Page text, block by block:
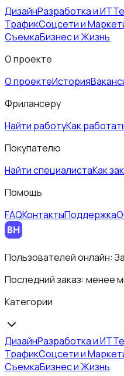
ДизайнРазработка и ИТ
ТрафикСоцсети и
СъемкаБизнес и Жизнь
О проекте
О проектеИстория
Фрилансеру
Найти работуКак
Покупателю
Найти специалистаКак
Помощь
FAQКонтактыПоддержка
Пользователей онлайн:
Последний заказ: менее
Категории
ДизайнРазработка и ИТ
ТрафикСоцсети и
СъемкаБизнес и Жизнь